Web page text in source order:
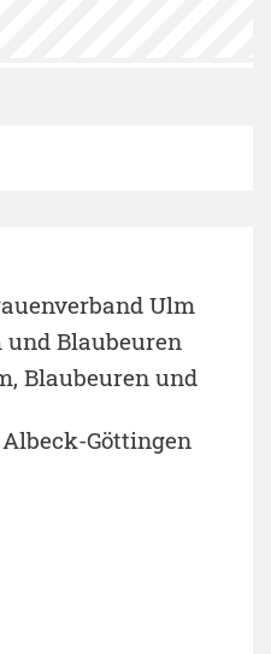
Ulm
Blaubeuren
Blaubeuren und
Göttingen